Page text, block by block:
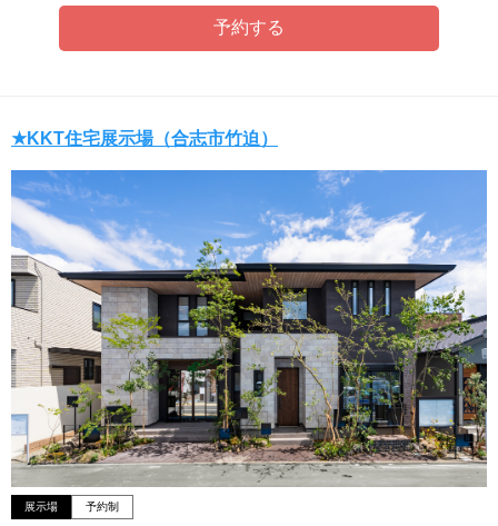
★KKT住宅展示場（合志市竹迫）
展示場 予約制